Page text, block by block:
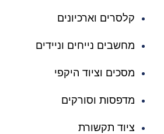
קלסרים וארכיונים
מחשבים נייחים וניידים
מסכים וציוד היקפי
מדפסות וסורקים
ציוד תקשורת